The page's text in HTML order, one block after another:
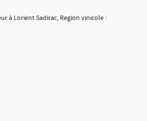
à Lorient Sadirac, Region vinicole :